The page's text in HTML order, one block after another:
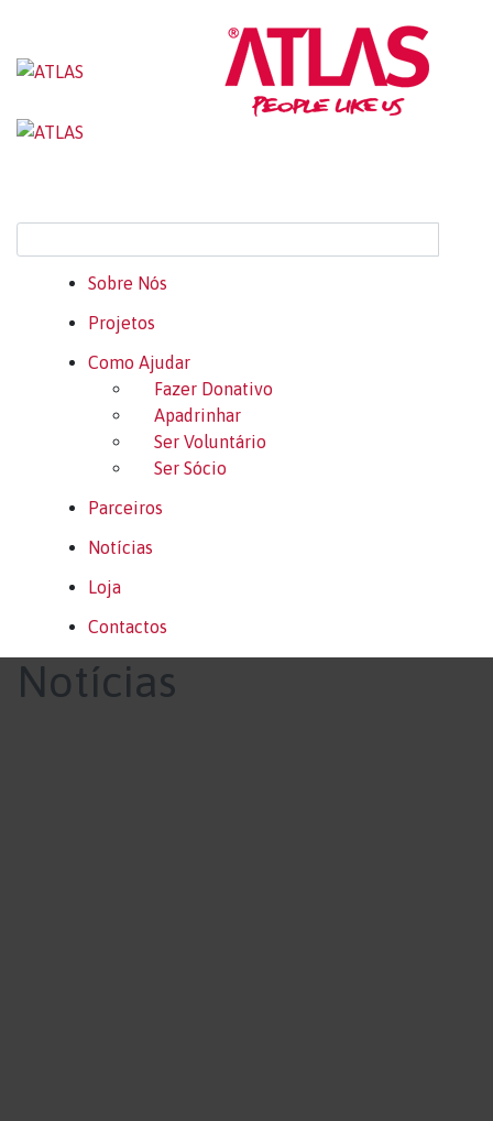
Sobre Nós
Projetos
Como Ajudar
Fazer Donativo
Apadrinhar
Ser Voluntário
Ser Sócio
Parceiros
Notícias
Loja
Contactos
Notícias